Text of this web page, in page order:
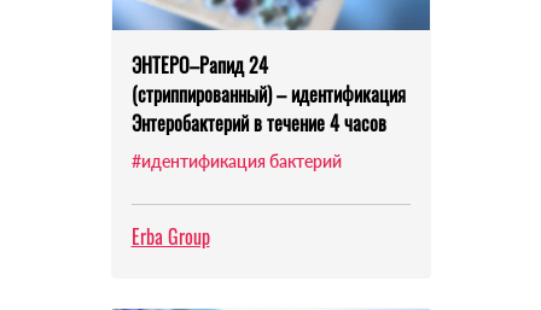
ЭНТЕРО–Рапид 24
(стриппированный) – идентификация
Энтеробактерий в течение 4 часов
#идентификация бактерий
Erba Group